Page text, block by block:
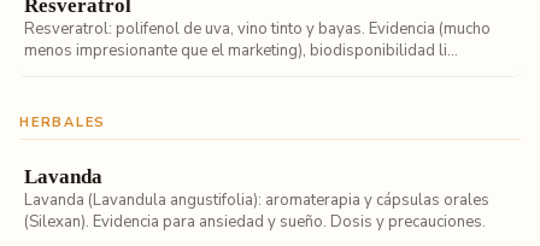
Resveratrol
Resveratrol: polifenol de uva, vino tinto y bayas. Evidencia (mucho
menos impresionante que el marketing), biodisponibilidad li...
HERBALES
Lavanda
Lavanda (Lavandula angustifolia): aromaterapia y cápsulas orales
(Silexan). Evidencia para ansiedad y sueño. Dosis y precauciones.